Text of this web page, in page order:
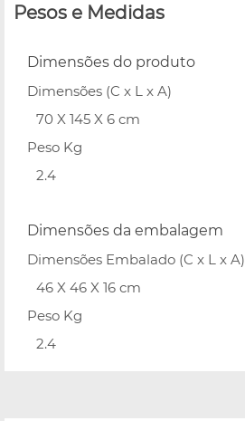
Pesos e Medidas
Dimensões do produto
Dimensões (C x L x A)
70 X 145 X 6 cm
Peso Kg
2.4
Dimensões da embalagem
Dimensões Embalado (C x L x A)
46 X 46 X 16 cm
Peso Kg
2.4